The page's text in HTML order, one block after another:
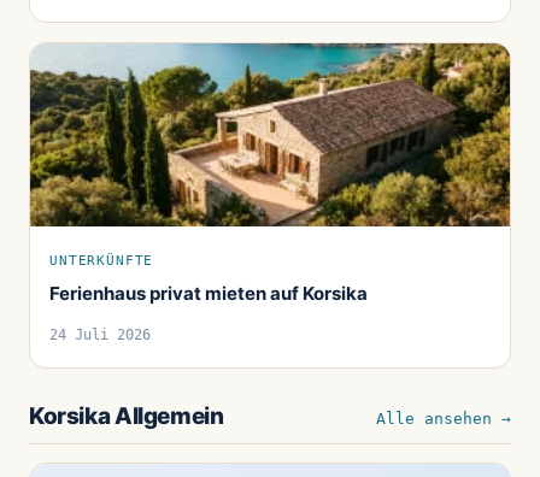
UNTERKÜNFTE
Ferienhaus privat mieten auf Korsika
24 Juli 2026
Korsika Allgemein Alle ansehen →